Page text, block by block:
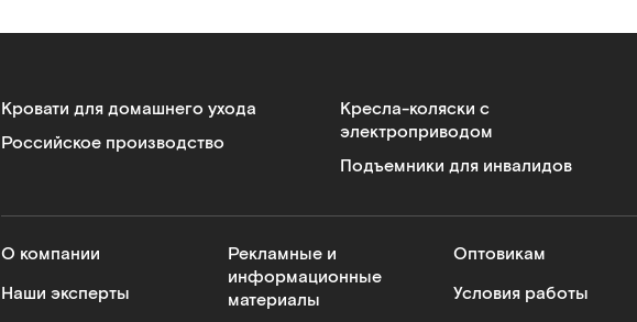
Кровати для домашнего ухода
Российское производство
Кресла-коляски с
электроприводом
Подъемники для инвалидов
О компании
Наши эксперты
Рекламные и
информационные
материалы
Оптовикам
Условия работы